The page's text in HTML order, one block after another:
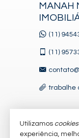
MANAH
(11)
(11)
trabalhe
VEJA
Utilizamos cookies
experiência,